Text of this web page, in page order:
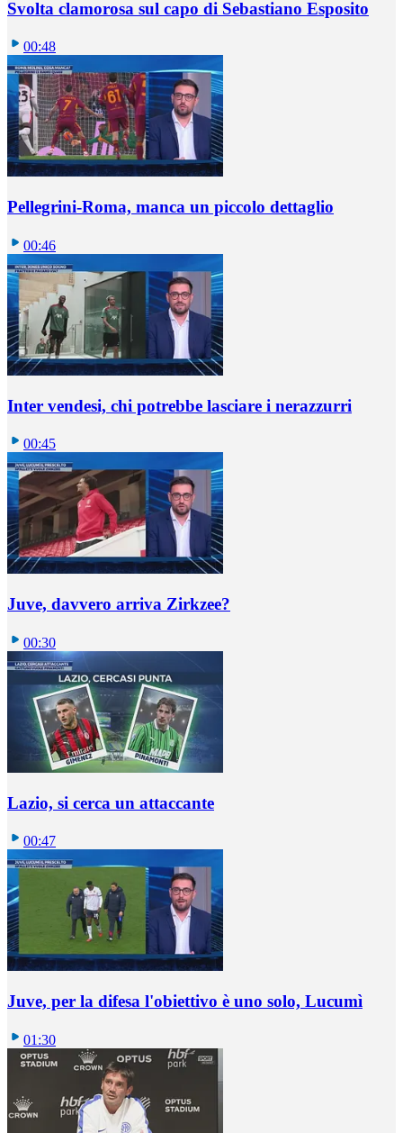
Svolta clamorosa sul capo di Sebastiano Esposito
00:48
Pellegrini-Roma, manca un piccolo dettaglio
00:46
Inter vendesi, chi potrebbe lasciare i nerazzurri
00:45
Juve, davvero arriva Zirkzee?
00:30
Lazio, si cerca un attaccante
00:47
Juve, per la difesa l'obiettivo è uno solo, Lucumì
01:30